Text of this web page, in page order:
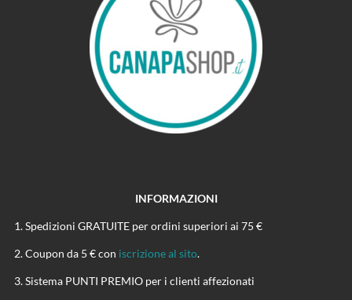
INFORMAZIONI
Spedizioni GRATUITE per ordini superiori ai 75 €
Coupon da 5 € con iscrizione al sito.
Sistema PUNTI PREMIO per i clienti affezionati